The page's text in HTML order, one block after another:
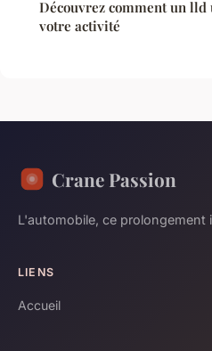
Découvrez comment un
votre activité
Crane Passion
L'automobile, ce prolongement
LIENS
Accueil